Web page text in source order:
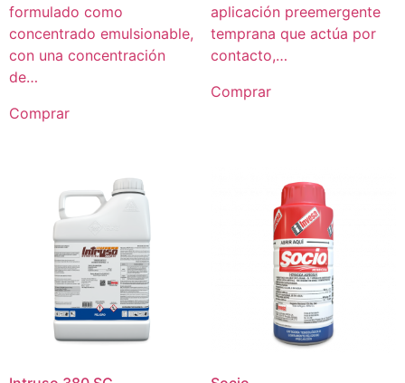
formulado como
concentrado emulsionable,
con una concentración
de…
Comprar
aplicación preemergente
temprana que actúa por
contacto,…
Comprar